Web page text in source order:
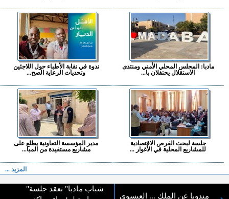
مادبا: المجلس المحلي الأمني ومنتدى
الاستقلال يحتفلان با...
ندوة في نقابة الأطباء حول اللاجئين
وتحديات الرعاية الصح...
جلسة لبحث الفرص الاقتصادية
للمشاريع المحلية في الأغوار ...
مدير المؤسسة التعاونية يطلع على
مشاريع مستفيدة من المبا...
المزيد ...
اختيارات القراء
مندوبا عن الملك ... العيسوي
"شباب مادبا" تعقد جلسة